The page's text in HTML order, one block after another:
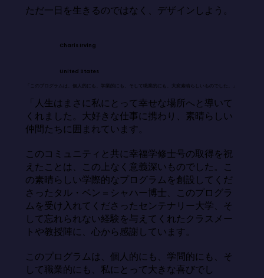
ただ一日を生きるのではなく、デザインしよう。
Charis Irving
United States
「このプログラムは、個人的にも、学業的にも、そして職業的にも、大変素晴らしいものでした。」
「人生はまさに私にとって幸せな場所へと導いて
くれました。大好きな仕事に携わり、素晴らしい
仲間たちに囲まれています。
このコミュニティと共に幸福学修士号の取得を祝
えたことは、この上なく意義深いものでした。こ
の素晴らしい学際的なプログラムを創設してくだ
さったタル・ベン＝シャハー博士、このプログラ
ムを受け入れてくださったセンテナリー大学、そ
して忘れられない経験を与えてくれたクラスメー
トや教授陣に、心から感謝しています。
このプログラムは、個人的にも、学問的にも、そ
して職業的にも、私にとって大きな喜びでし